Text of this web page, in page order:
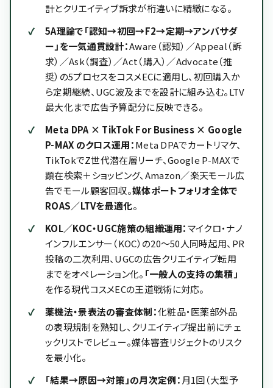
計とクリエイティブ訴求が桁違いに精緻になる。
5A理論で「認知→初回→F2→定期→アンバサダ
ー」を一気通貫設計：Aware（認知）／Appeal（訴
求）／Ask（調査）／Act（購入）／Advocate（推
奨）の5プロセスをコスメECに適用し、初回購入か
ら定期継続、UGC波及までを設計に組み込む。LTV
最大化まで広告予算配分に反映できる。
Meta DPA × TikTok For Business × Google
P-MAX のクロス運用：Meta DPAでカートリマケ、
TikTokでZ世代潜在層リーチ、Google P-MAXで
顕在検索＋ショッピング、Amazon／楽天モール広
告でモール顧客回収。媒体ポートフォリオ全体で
ROAS／LTVを最適化。
KOL／KOC・UGC施策の組織運用：マイクロ・ナノ
インフルエンサー（KOC）の20〜50人同時起用、PR
投稿の二次利用、UGCの広告クリエイティブ転用
までをオペレーション化。 「一般人の支持の集積」
を作る現代コスメECの王道戦術に対応。
薬機法・景表法の審査体制：化粧品・医薬部外品
の表現規制を熟知し、クリエイティブ提出前にチェ
ックリストでレビュー。媒体審査リジェクトのリスク
を最小化。
「結果→原因→対策」の月次定例： 月1回（大型予